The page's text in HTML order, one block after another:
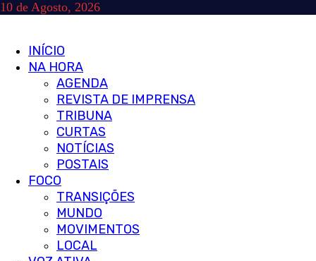
Skip
10 de Agosto, 2026
Primary
Menu
INÍCIO
NA HORA
AGENDA
REVISTA DE IMPRENSA
TRIBUNA
CURTAS
NOTÍCIAS
POSTAIS
FOCO
TRANSIÇÕES
MUNDO
MOVIMENTOS
LOCAL